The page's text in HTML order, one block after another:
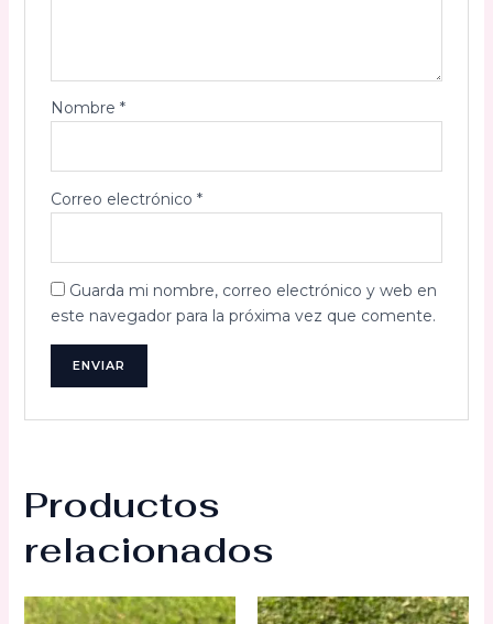
Nombre *
Correo electrónico *
Guarda mi nombre, correo electrónico y web en
este navegador para la próxima vez que comente.
Productos
relacionados